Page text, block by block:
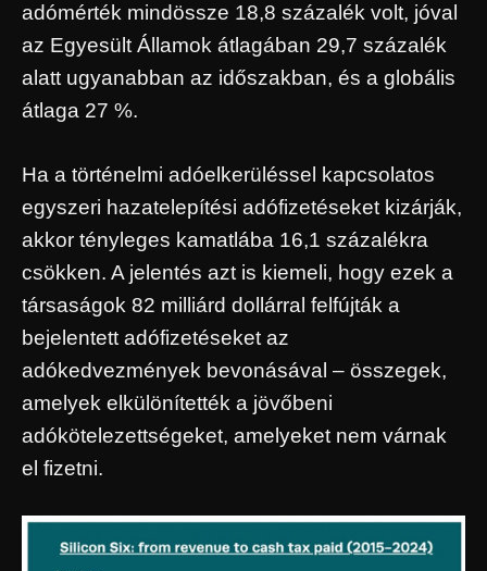
adómérték mindössze 18,8 százalék volt, jóval
az Egyesült Államok átlagában 29,7 százalék
alatt ugyanabban az időszakban, és a globális
átlaga 27 %.
Ha a történelmi adóelkerüléssel kapcsolatos
egyszeri hazatelepítési adófizetéseket kizárják,
akkor tényleges kamatlába 16,1 százalékra
csökken. A jelentés azt is kiemeli, hogy ezek a
társaságok 82 milliárd dollárral felfújták a
bejelentett adófizetéseket az
adókedvezmények bevonásával – összegek,
amelyek elkülönítették a jövőbeni
adókötelezettségeket, amelyeket nem várnak
el fizetni.